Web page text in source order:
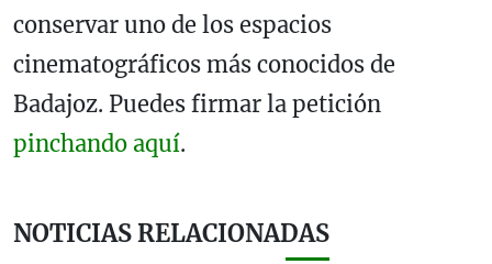
conservar uno de los espacios
cinematográficos más conocidos de
Badajoz. Puedes firmar la petición
pinchando aquí.
NOTICIAS RELACIONADAS